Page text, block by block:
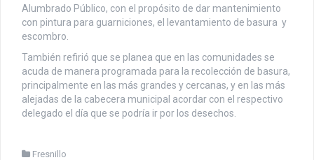
Alumbrado Público, con el propósito de dar mantenimiento
con pintura para guarniciones, el levantamiento de basura y
escombro.
También refirió que se planea que en las comunidades se
acuda de manera programada para la recolección de basura,
principalmente en las más grandes y cercanas, y en las más
alejadas de la cabecera municipal acordar con el respectivo
delegado el día que se podría ir por los desechos.
Fresnillo